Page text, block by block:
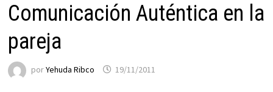
Comunicación Auténtica en la
pareja
porYehuda Ribco 19/11/2011